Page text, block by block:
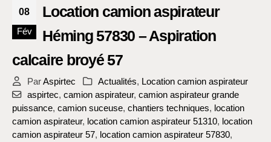
08
Fév
Location camion aspirateur
Héming 57830 – Aspiration
calcaire broyé 57
ParAspirtec Actualités, Location camion aspirateur
aspirtec,camion aspirateur,camion aspirateur grande
puissance, camion suceuse, chantiers techniques, location
camion aspirateur, location camion aspirateur 51310, location
camion aspirateur 57, location camion aspirateur 57830,